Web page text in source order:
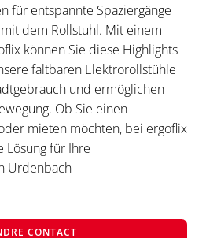
für entspannte Spaziergänge
dem Rollstuhl. Mit einem
können Sie diese Highlights
faltbaren Elektrorollstühle
und ermöglichen
Ob Sie einen
mieten möchten, bei ergoflix
Lösung für Ihre
Urdenbach
CONTACT